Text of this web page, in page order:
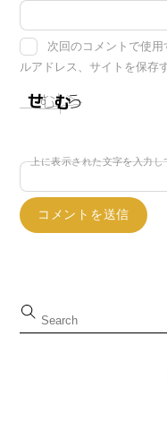
次回のコメントで使
ルアドレス、サイトを保存
上に表示された文字を入力し